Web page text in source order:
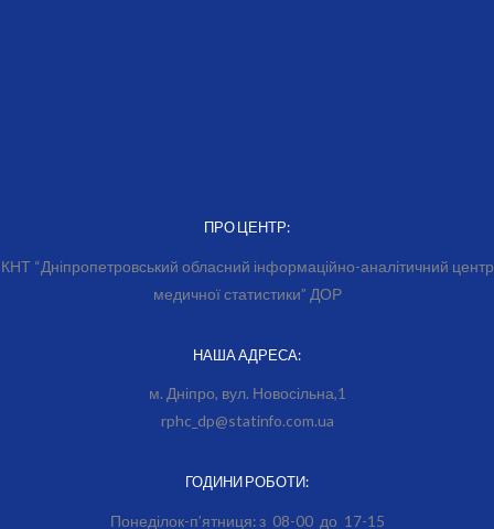
ПРО ЦЕНТР:
КНТ “Дніпропетровський обласний інформаційно-аналітичний центр
медичної статистики” ДОР
НАША АДРЕСА:
м. Дніпро, вул. Новосільна,1
rphc_dp@statinfo.com.ua
ГОДИНИ РОБОТИ:
Понеділок-п’ятниця: з 08-00 до 17-15